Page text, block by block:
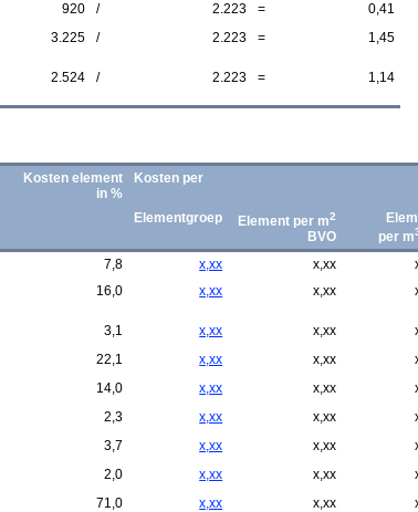
920 / 2.223 =
0,41
3.225 / 2.223 = 1,45
2.524 / 2.223 = 1,14
Kosten element
in %
Kosten per
Elementgroep Element per m2
BVO
per m
7,8 x,xx x,xx
16,0 x,xx x,xx
3,1 x,xx x,xx
22,1 x,xx x,xx
14,0 x,xx x,xx
2,3 x,xx x,xx
3,7 x,xx x,xx
2,0 x,xx x,xx
71,0 x,xx x,xx